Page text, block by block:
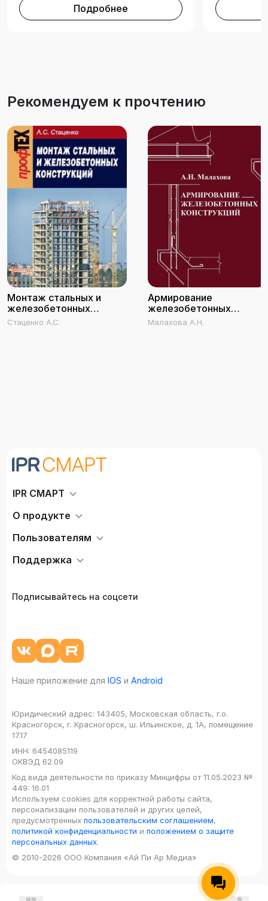
Подробнее
Рекомендуем к прочтению
Монтаж стальных и
железобетонных
конструкций
Стаценко А.С.
Армирование
железобетонных
конструкций
Малахова А.Н.
IPR СМАРТ
О продукте
Пользователям
Поддержка
Подписывайтесь на соцсети
Наше приложение для IOS и Android
Юридический адрес: 143405, Московская область, г.о.
Красногорск, г. Красногорск, ш. Ильинское, д. 1А, помещение
17.17
ИНН: 6454085119
ОКВЭД 62.09
Код вида деятельности по приказу Минцифры от 11.05.2023 №
449: 16.01
Используем cookies для корректной работы сайта,
персонализации пользователей и других целей,
предусмотренных пользовательским соглашением,
политикой конфиденциальности и положением о защите
персональных данных.
© 2010-2026 ООО Компания «Ай Пи Ар Медиа»